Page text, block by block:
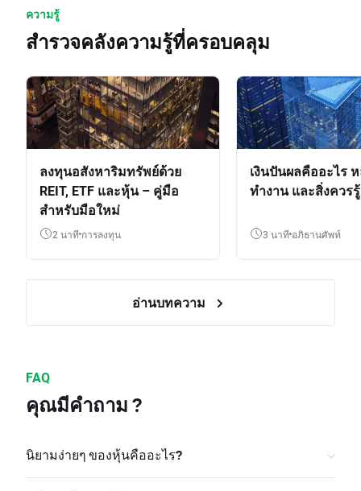
ความรู้
สำรวจคลังความรู้ที่ครอบคลุม
ลงทุนอสังหาริมทรัพย์ด้วย
REIT, ETF และหุ้น – คู่มือ
สำหรับมือใหม่
2 นาที การลงทุน
เงินปันผลคืออะไร
ทำงาน และสิ่งควรรู้
3 นาที อภิธานศัพท์
อ่านบทความ
FAQ
คุณมีคำถาม ?
นิยามง่ายๆ ของหุ้นคืออะไร?